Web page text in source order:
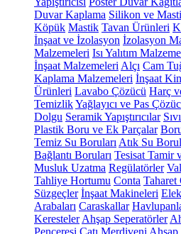
Duvar Kaplama Silikon ve
Köpük Mastik Tavan Ürünleri
İnşaat ve İzolasyon İzolasyon
Malzemeleri Isı Yalıtım
İnşaat Malzemeleri Alçı Cam
Kaplama Malzemeleri İnşaat
Ürünleri Lavabo Çözücü Harç
TemizlikYağlayıcı ve Pas
Dolgu Seramik Yapıştırıcılar
Plastik Boru ve Ek Parçalar
Temiz Su Boruları Atık Su
Bağlantı Boruları Tesisat Tamir
Musluk Uzatma Regülatörler
Tahliye Hortumu Conta Taharet
Süzgeçler İnşaat Makineleri
Arabaları Caraskallar
Keresteler Ahşap Seperatörler
Penceresi Çatı Merdiveni